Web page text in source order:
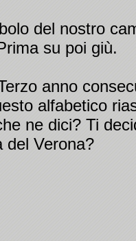
del nostro
su poi giù.
anno
alfabetico
ne dici? Ti
del Verona?